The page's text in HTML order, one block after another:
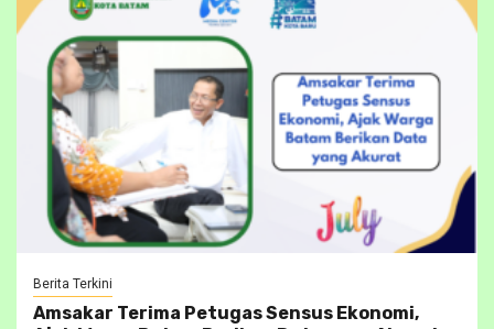
Berita Terkini
Amsakar Terima Petugas Sensus Ekonomi,